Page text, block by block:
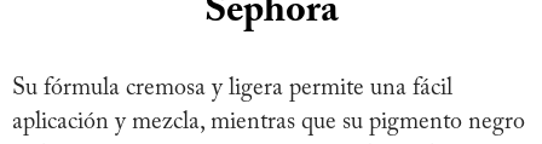
Sephora
Su fórmula cremosa y ligera permite una fácil
aplicación y mezcla, mientras que su pigmento negro